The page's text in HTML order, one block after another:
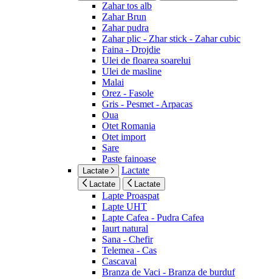
Zahar tos alb
Zahar Brun
Zahar pudra
Zahar plic - Zhar stick - Zahar cubic
Faina - Drojdie
Ulei de floarea soarelui
Ulei de masline
Malai
Orez - Fasole
Gris - Pesmet - Arpacas
Oua
Otet Romania
Otet import
Sare
Paste fainoase
Lactate Lactate
Lactate Lactate
Lapte Proaspat
Lapte UHT
Lapte Cafea - Pudra Cafea
Iaurt natural
Sana - Chefir
Telemea - Cas
Cascaval
Branza de Vaci - Branza de burduf